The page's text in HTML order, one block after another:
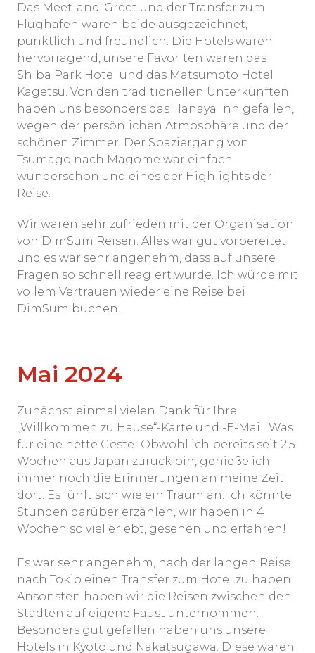
Das Meet-and-Greet und der Transfer zum
Flughafen waren beide ausgezeichnet,
pünktlich und freundlich. Die Hotels waren
hervorragend, unsere Favoriten waren das
Shiba Park Hotel und das Matsumoto Hotel
Kagetsu. Von den traditionellen Unterkünften
haben uns besonders das Hanaya Inn gefallen,
wegen der persönlichen Atmosphäre und der
schönen Zimmer. Der Spaziergang von
Tsumago nach Magome war einfach
wunderschön und eines der Highlights der
Reise.
Wir waren sehr zufrieden mit der Organisation
von DimSum Reisen. Alles war gut vorbereitet
und es war sehr angenehm, dass auf unsere
Fragen so schnell reagiert wurde. Ich würde mit
vollem Vertrauen wieder eine Reise bei
DimSum buchen.
Mai 2024
Zunächst einmal vielen Dank für Ihre
„Willkommen zu Hause“-Karte und -E-Mail. Was
für eine nette Geste! Obwohl ich bereits seit 2,5
Wochen aus Japan zurück bin, genieße ich
immer noch die Erinnerungen an meine Zeit
dort. Es fühlt sich wie ein Traum an. Ich könnte
Stunden darüber erzählen, wir haben in 4
Wochen so viel erlebt, gesehen und erfahren!
Es war sehr angenehm, nach der langen Reise
nach Tokio einen Transfer zum Hotel zu haben.
Ansonsten haben wir die Reisen zwischen den
Städten auf eigene Faust unternommen.
Besonders gut gefallen haben uns unsere
Hotels in Kyoto und Nakatsugawa. Diese waren